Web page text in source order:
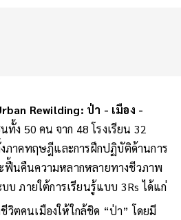
Rewilding: ป่า - เมือง -
ทั้ง 50 คน จาก 48 โรงเรียน 32
งภาคทฤษฎีและการฝึกปฏิบัติด้านการ
ฟื้นคืนความหลากหลายทางชีวภาพ
บ ภายใต้การเรียนรู้แบบ 3Rs ได้แก่
ชีวิตคนเมืองให้ใกล้ชิด “ป่า” โดยมี